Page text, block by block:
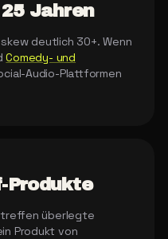
Jahren
deutlich 30+. Wenn
Comedy- und
Audio-Plattformen
Produkte
treffen überlegte
Produkt von